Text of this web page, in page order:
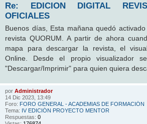
Re: EDICION DIGITAL
OFICIALES
Buenos días, Esta mañana quedó
revista QUORUM. A partir de ahora
mapa para descargar la revista, el
Online. Desde el propio visualizador
"Descargar/Imprimir" para quien quiera
por Administrador
14 Dic 2023, 13:49
Foro: FORO GENERAL - ACADEMIAS DE FORMACIÓN
Tema: IV EDICIÓN PROYECTO MENTOR
Respuestas: 0